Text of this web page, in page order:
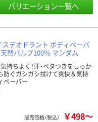
バリエーション一覧へ
スデオドラント ボディペーパ
天然パルプ100％ マンダム
持ちよく！汗・ベタつきをしっか
防ぐガシガシ拭けて爽快＆気持
ペーパー
販売価格（税込） ￥498～